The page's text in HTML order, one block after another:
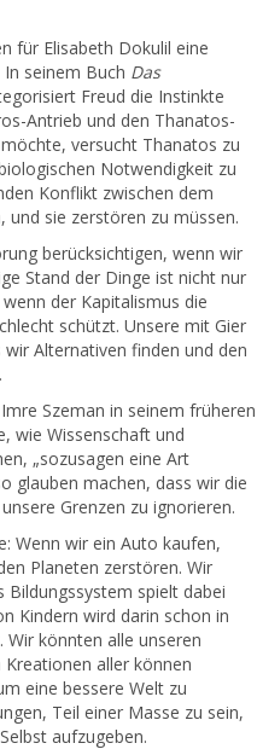
für Elisabeth Dokulil eine
seinem Buch Das
Freud die Instinkte
Antrieb und den Thanatos-
versucht Thanatos zu
Notwendigkeit zu
Konflikt zwischen dem
und sie zerstören zu müssen.
berücksichtigen, wenn wir
Stand der Dinge ist nicht nur
der Kapitalismus die
schützt. Unsere mit Gier
Alternativen finden und den
Szeman in seinem früheren
wie Wissenschaft und
„sozusagen eine Art
glauben machen, dass wir die
Grenzen zu ignorieren.
Wenn wir ein Auto kaufen,
Planeten zerstören. Wir
Bildungssystem spielt dabei
Kindern wird darin schon in
Wir könnten alle unseren
Kreationen aller können
eine bessere Welt zu
Teil einer Masse zu sein,
aufzugeben.